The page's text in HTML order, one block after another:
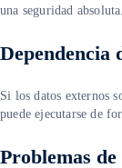
una seguridad
Dependencia
Si los datos externos
puede ejecutarse de
Problemas